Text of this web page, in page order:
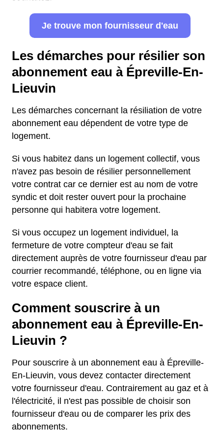
Je trouve mon fournisseur d'eau
Les démarches pour résilier son
abonnement eau à Épreville-En-
Lieuvin
Les démarches concernant la résiliation de votre
abonnement eau dépendent de votre type de
logement.
Si vous habitez dans un logement collectif, vous
n'avez pas besoin de résilier personnellement
votre contrat car ce dernier est au nom de votre
syndic et doit rester ouvert pour la prochaine
personne qui habitera votre logement.
Si vous occupez un logement individuel, la
fermeture de votre compteur d'eau se fait
directement auprès de votre fournisseur d'eau par
courrier recommandé, téléphone, ou en ligne via
votre espace client.
Comment souscrire à un
abonnement eau à Épreville-En-
Lieuvin ?
Pour souscrire à un abonnement eau à Épreville-
En-Lieuvin, vous devez contacter directement
votre fournisseur d'eau. Contrairement au gaz et à
l'électricité, il n'est pas possible de choisir son
fournisseur d'eau ou de comparer les prix des
abonnements.